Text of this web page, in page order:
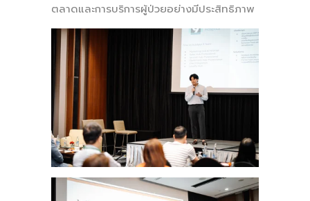
ตลาดและการบริการผู้ป่วยอย่างมีประสิทธิภาพ